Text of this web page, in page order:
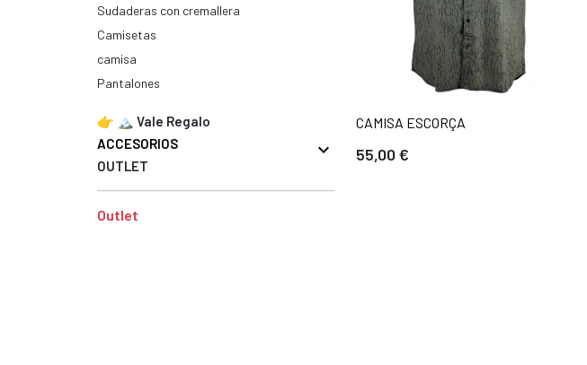
Sudaderas con cremallera
Camisetas
camisa
Pantalones
👉 🏔️ Vale Regalo
ACCESORIOS
expand_more
OUTLET
Outlet
CAMISA ESCORÇA
55,00 €